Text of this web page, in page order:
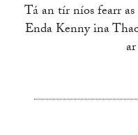
Tá an tír níos fearr
Enda Kenny ina